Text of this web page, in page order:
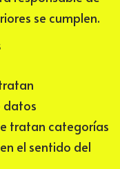
se cumplen.
datos
tratan categorías
el sentido del